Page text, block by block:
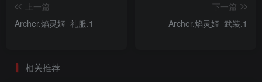
上一篇
Archer.焰灵姬_礼服.1
下一篇
Archer.焰灵姬_武装.1
相关推荐